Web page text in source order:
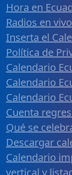
Hora en
Radios en
Inserta el
Política de
Calendario
Calendario
Calendario
Cuenta
Qué se
Descargar
Calendario